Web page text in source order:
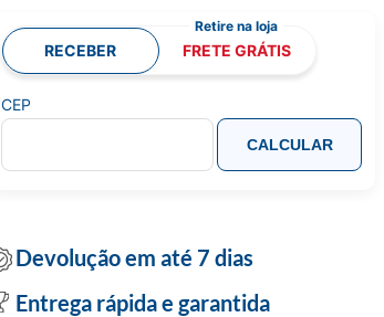
RECEBER FRETE GRÁTIS
CEP
CALCULAR
Devolução em até 7 dias
Entrega rápida e garantida